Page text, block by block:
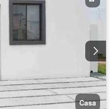
Casa